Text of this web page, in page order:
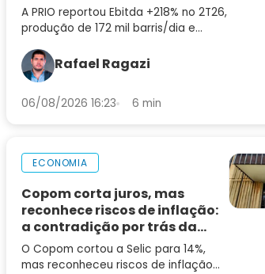
A PRIO reportou Ebitda +218% no 2T26,
produção de 172 mil barris/dia e
análise do balanço e as perspectivas
para PRIO3
Rafael Ragazi
06/08/2026 16:23 6 min
ECONOMIA
Copom corta juros, mas
reconhece riscos de inflação:
a contradição por trás da
decisão
O Copom cortou a Selic para 14%,
mas reconheceu riscos de inflação